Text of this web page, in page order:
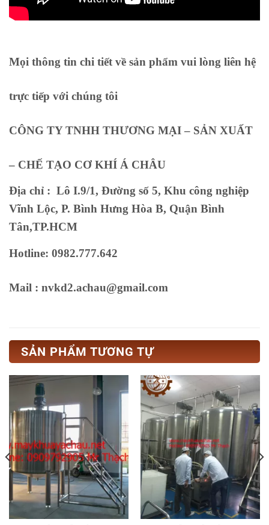
Mọi thông tin chi tiết về sản phẩm vui lòng liên hệ
trực tiếp với chúng tôi
CÔNG TY TNHH THƯƠNG MẠI – SẢN XUẤT
– CHẾ TẠO CƠ KHÍ Á CHÂU
Địa chỉ : Lô I.9/1, Đường số 5, Khu công nghiệp
Vĩnh Lộc, P. Bình Hưng Hòa B, Quận Bình
Tân,TP.HCM
Hotline: 0982.777.642
Mail : nvkd2.achau@gmail.com
SẢN PHẨM TƯƠNG TỰ